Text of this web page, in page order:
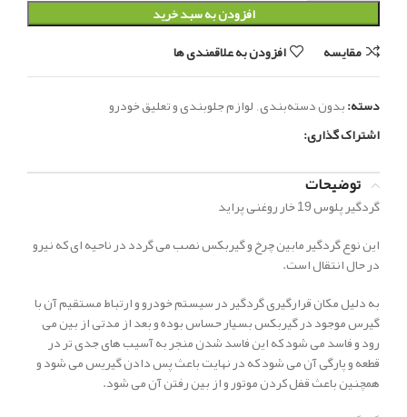
افزودن به سبد خرید
مقایسه
افزودن به علاقمندی ها
دسته:بدون دسته‌بندی,لوازم جلوبندی و تعلیق خودرو
اشتراک گذاری:
توضیحات
گردگیر پلوس 19 خار روغنی پراید
این نوع گردگیر مابین چرخ و گیربکس نصب می گردد در ناحیه ای که نیرو
در حال انتقال است.
به دلیل مکان قرارگیری گردگیر در سیستم خودرو و ارتباط مستقیم آن با
گیرس موجود در گیربکس بسیار حساس بوده و بعد از مدتی از بین می
رود و فاسد می شود که این فاسد شدن منجر به آسیب های جدی تر در
قطعه و پارگی آن می شود که در نهایت باعث پس دادن گیریس می شود و
همچنین باعث قفل کردن موتور و از بین رفتن آن می شود.